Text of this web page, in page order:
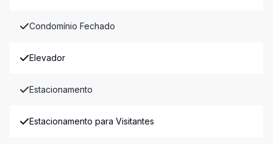
Condomínio Fechado
Elevador
Estacionamento
Estacionamento para Visitantes